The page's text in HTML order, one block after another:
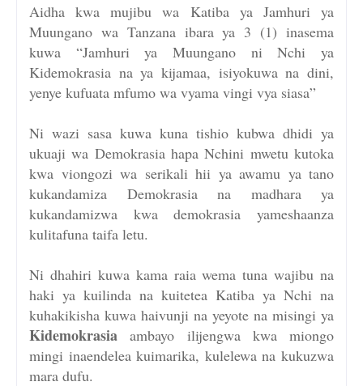
Aidha kwa mujibu wa Katiba ya Jamhuri ya
Muungano wa Tanzana ibara ya 3 (1) inasema
kuwa “Jamhuri ya Muungano ni Nchi ya
Kidemokrasia na ya kijamaa, isiyokuwa na dini,
yenye kufuata mfumo wa vyama vingi vya siasa”
Ni wazi sasa kuwa kuna tishio kubwa dhidi ya
ukuaji wa Demokrasia hapa Nchini mwetu kutoka
kwa viongozi wa serikali hii ya awamu ya tano
kukandamiza Demokrasia na madhara ya
kukandamizwa kwa demokrasia yameshaanza
kulitafuna taifa letu.
Ni dhahiri kuwa kama raia wema tuna wajibu na
haki ya kuilinda na kuitetea Katiba ya Nchi na
kuhakikisha kuwa haivunji na yeyote na misingi ya
Kidemokrasia ambayo ilijengwa kwa miongo
mingi inaendelea kuimarika, kulelewa na kukuzwa
mara dufu.